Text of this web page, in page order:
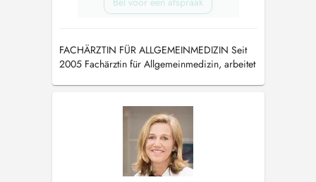
FACHÄRZTIN FÜR ALLGEMEINMEDIZIN Seit
2005 Fachärztin für Allgemeinmedizin, arbeitet